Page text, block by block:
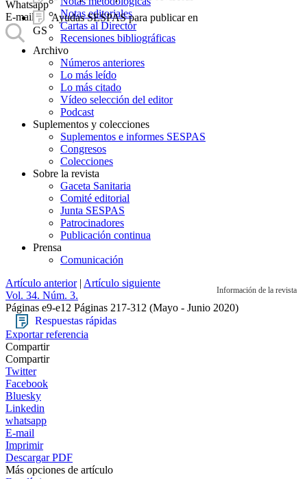
Ayudas SESPAS para publicar en
GS
Whatsapp
E-mail
Notas editoriales
Cartas al Director
Recensiones bibliográficas
Archivo
Números anteriores
Lo más leído
Lo más citado
Vídeo selección del editor
Podcast
Suplementos y colecciones
Suplementos e informes SESPAS
Congresos
Colecciones
Sobre la revista
Gaceta Sanitaria
Comité editorial
Junta SESPAS
Patrocinadores
Publicación continua
Prensa
Comunicación
Información de la revista
Artículo anterior| Artículo siguiente
Vol. 34. Núm. 3.
Páginas e9-e12 Páginas 217-312 (Mayo - Junio 2020)
Respuestas rápidas
Exportar referencia
Compartir
Compartir
Twitter
Facebook
Bluesky
Linkedin
whatsapp
E-mail
Imprimir
Descargar PDF
Más opciones de artículo